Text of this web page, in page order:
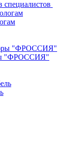
специалистов
"ФРОССИЯ"